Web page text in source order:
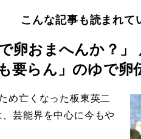
こんな記事も読まれて
卵おまへんか？
要らん」のゆで卵
め亡くなった板東英二
芸能界を中心に今もや